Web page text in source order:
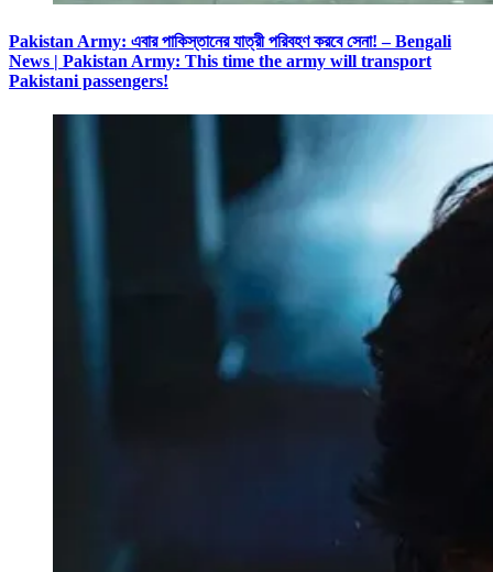
Pakistan Army: এবার পাকিস্তানের যাত্রী পরিবহণ করবে সেনা! – Bengali
News | Pakistan Army: This time the army will transport
Pakistani passengers!